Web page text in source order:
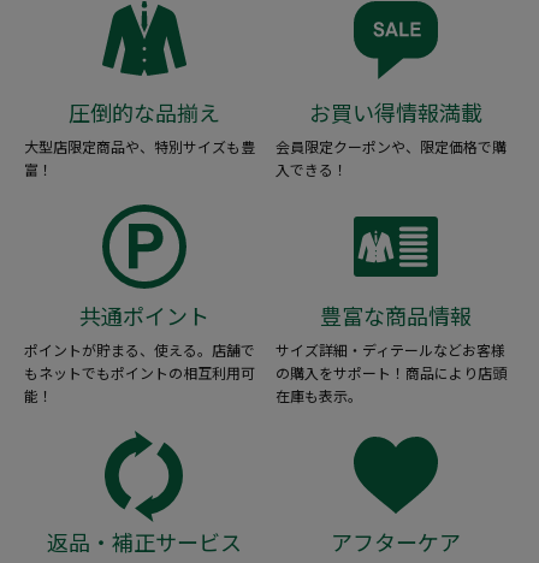
圧倒的な品揃え
大型店限定商品や、特別サイズも豊
富！
お買い得情報満載
会員限定クーポンや、限定価格で購
入できる！
共通ポイント
ポイントが貯まる、使える。店舗で
もネットでもポイントの相互利用可
能！
豊富な商品情報
サイズ詳細・ディテールなどお客様
の購入をサポート！商品により店頭
在庫も表示。
返品・補正サービス アフターケア